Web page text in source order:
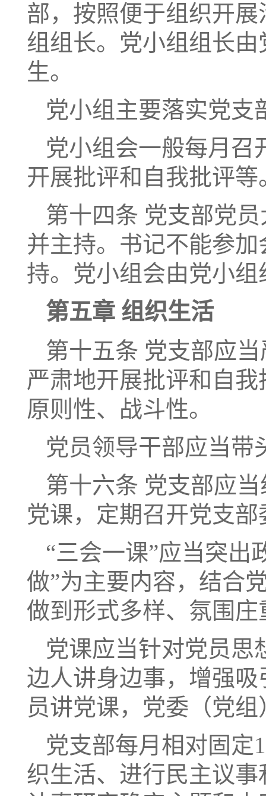
部，按照便于组织开
组组长。党小组组长
生。
党小组主要落实党支
党小组会一般每月召
开展批评和自我批评等
第十四条 党支部党
并主持。书记不能参
持。党小组会由党小
第五章 组织生活
第十五条 党支部应
严肃地开展批评和自
原则性、战斗性。
党员领导干部应当带
第十六条 党支部应
党课，定期召开党支
“三会一课”应当突出
做”为主要内容，结合
做到形式多样、氛围庄
党课应当针对党员思
边人讲身边事，增强
员讲党课，党委（党
党支部每月相对固定
织生活、进行民主议